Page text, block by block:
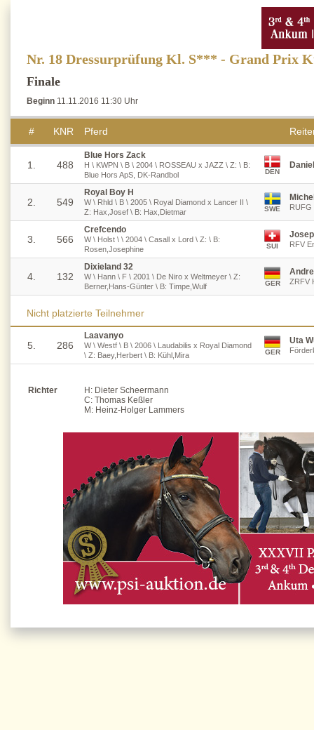
Nr. 18 Dressurprüfung Kl. S*** - Grand Prix
Finale
Beginn 11.11.2016 11:30 Uhr
# KNR Pferd
1. 488
Blue Hors Zack
H \ KWPN \ B \ 2004 \ ROSSEAU x JAZZ \ Z: \ B:
Blue Hors ApS, DK-Randbol
DEN
2. 549
Royal Boy H
W \ Rhld \ B \ 2005 \ Royal Diamond x Lancer II \
Z: Hax,Josef \ B: Hax,Dietmar
SWE RUFG
3. 566
Crefcendo
W \ Holst \ \ 2004 \ Casall x Lord \ Z: \ B:
Rosen,Josephine
SUI RFV
4. 132
Dixieland 32
W \ Hann \ F \ 2001 \ De Niro x Weltmeyer \ Z:
Berner,Hans-Günter \ B: Timpe,Wulf
GER ZRFV
Nicht platzierte Teilnehmer
5. 286
Laavanyo
W \ Westf \ B \ 2006 \ Laudabilis x Royal Diamond
\ Z: Baey,Herbert \ B: Kühl,Mira
GER
Uta
Richter
H: Dieter Scheermann
C: Thomas Keßler
M: Heinz-Holger Lammers